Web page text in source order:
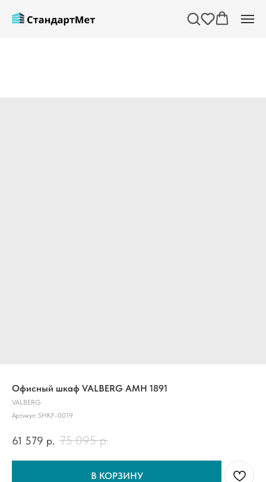
Офисный шкаф VALBERG AMH 1891
VALBERG
Артикул: SHKF-0019
61 579 р. 75 095 р.
В КОРЗИНУ